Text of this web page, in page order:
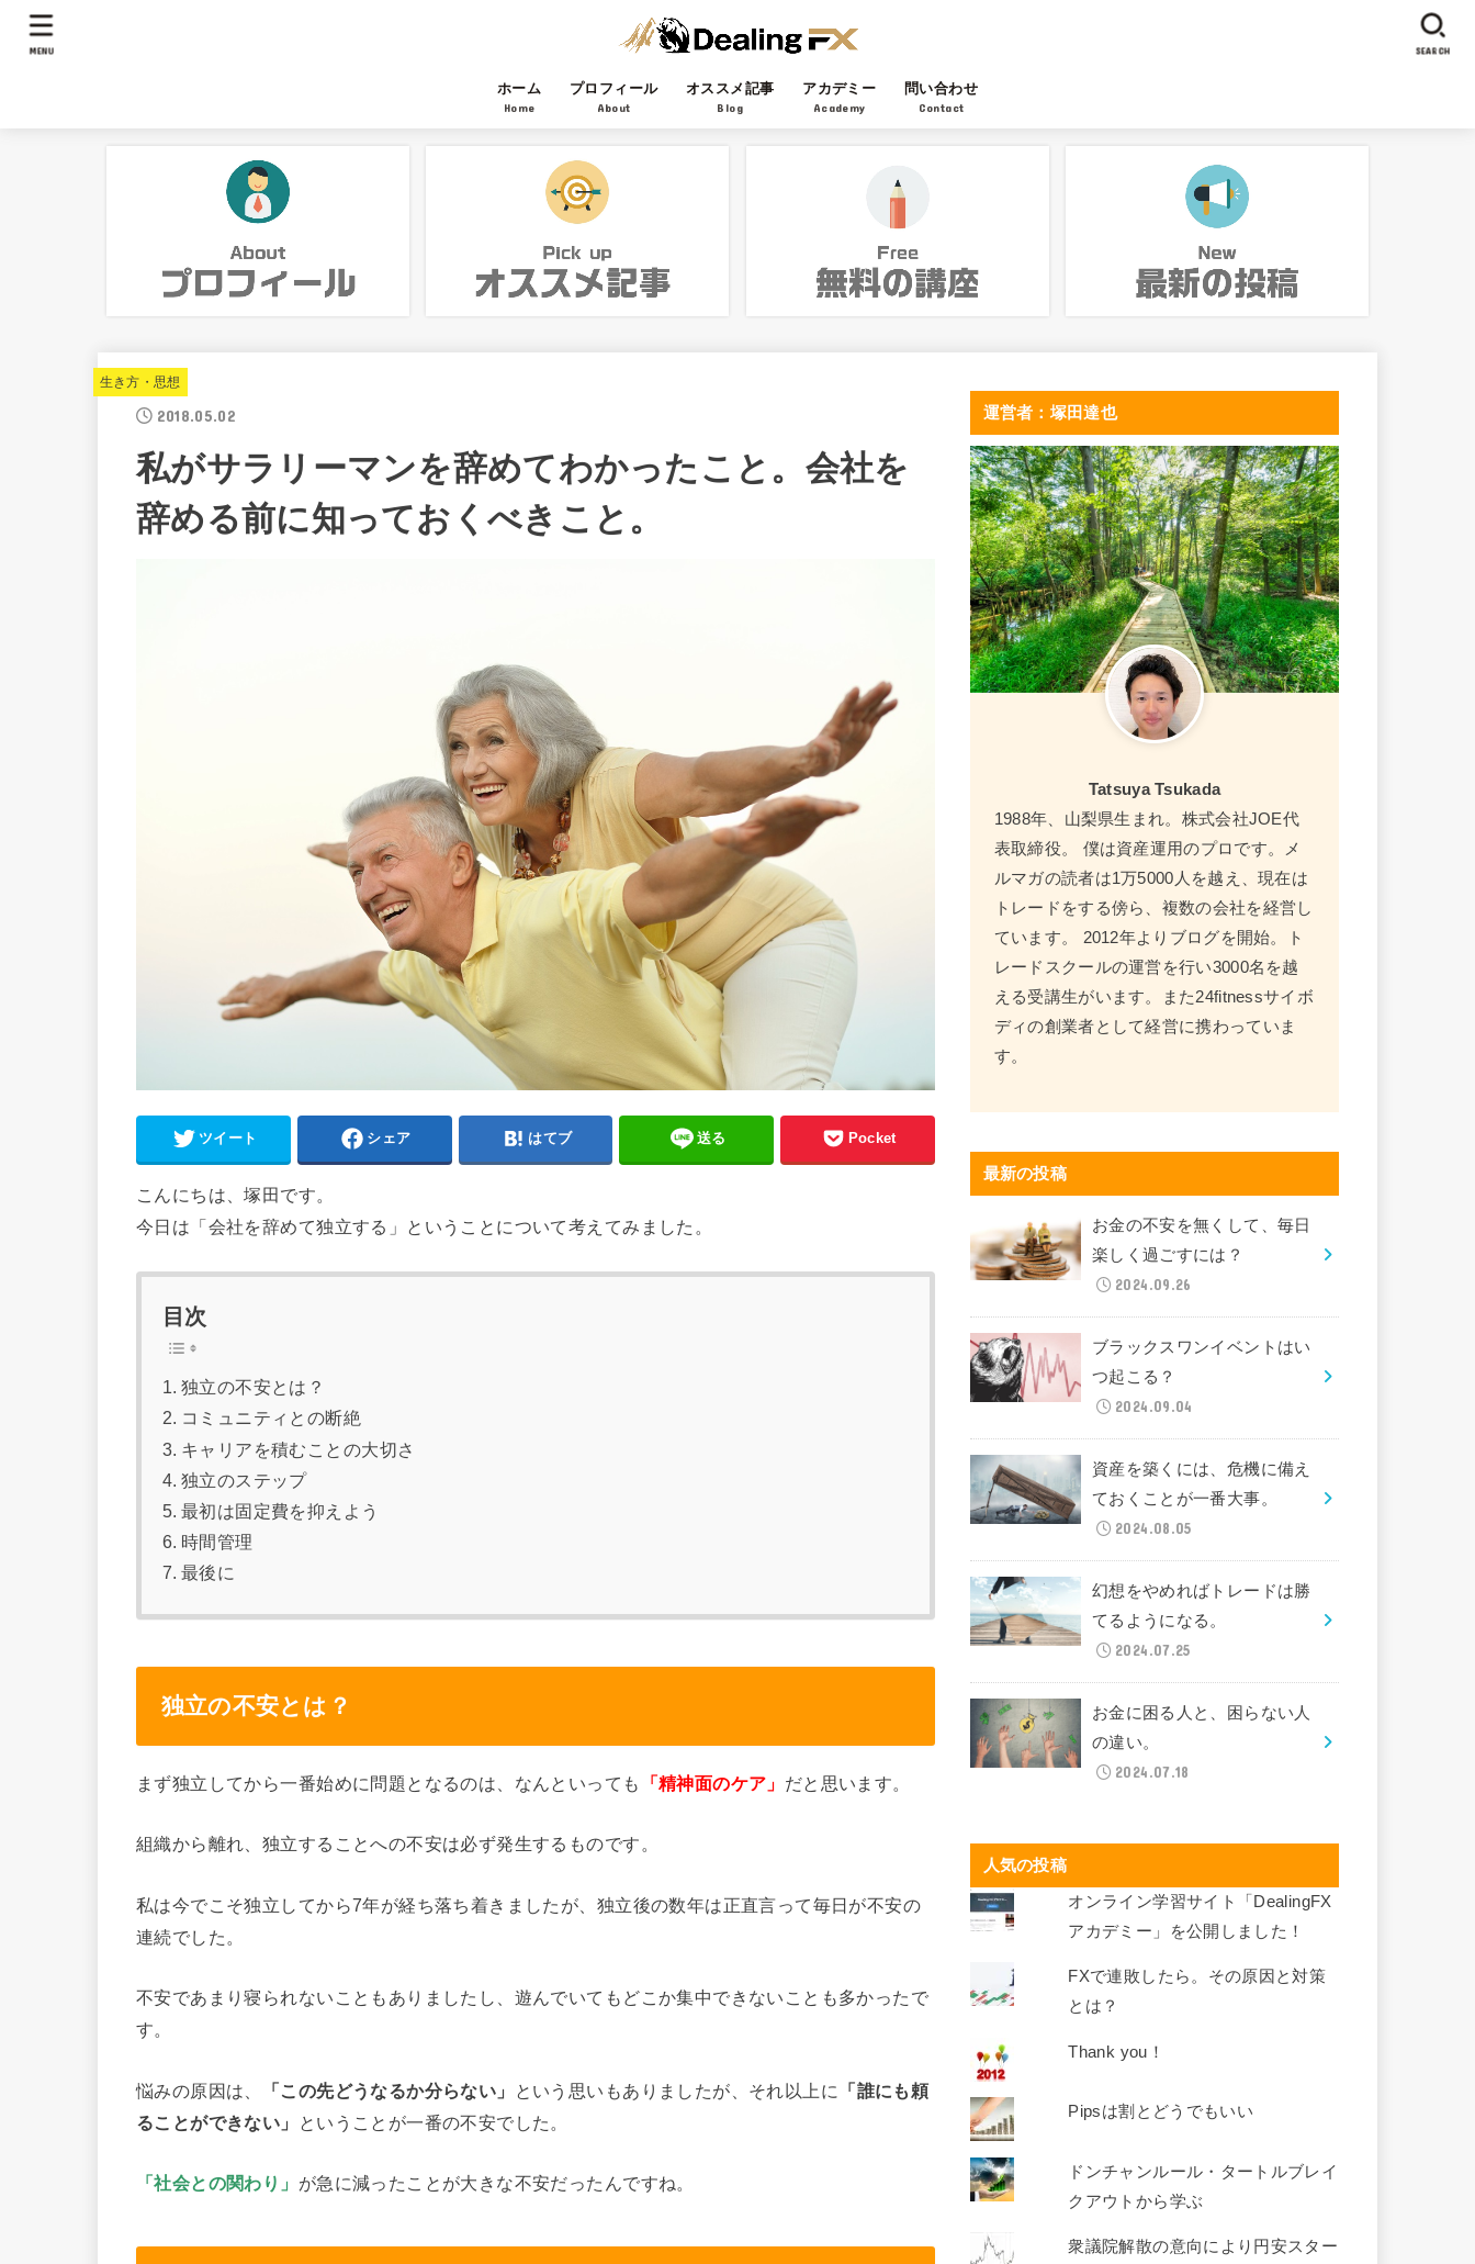
ホーム
Home
プロフィール
About
オススメ記事
Blog
アカデミー
Academy
問い合わせ
Contact
SEARCH
MENU
生き方・思想
2018.05.02
私がサラリーマンを辞めてわかったこと。会社を
辞める前に知っておくべきこと。
ツイート シェア はてブ 送る Pocket
こんにちは、塚田です。
今日は「会社を辞めて独立する」ということについて考えてみました。
目次
独立の不安とは？
コミュニティとの断絶
キャリアを積むことの大切さ
独立のステップ
最初は固定費を抑えよう
時間管理
最後に
独立の不安とは？
まず独立してから一番始めに問題となるのは、なんといっても 「精神面のケア」 だと思います。
組織から離れ、独立することへの不安は必ず発生するものです。
私は今でこそ独立してから7年が経ち落ち着きましたが、独立後の数年は正直言って毎日が不安の
連続でした。
不安であまり寝られないこともありましたし、遊んでいてもどこか集中できないことも多かったで
す。
悩みの原因は、 「この先どうなるか分らない」 という思いもありましたが、それ以上に
「誰にも頼
ることができない」
ということが一番の不安でした。
「社会との関わり」 が急に減ったことが大きな不安だったんですね。
運営者：塚田達也
Tatsuya Tsukada
1988年、山梨県生まれ。株式会社JOE代
表取締役。 僕は資産運用のプロです。メ
ルマガの読者は1万5000人を越え、現在は
トレードをする傍ら、複数の会社を経営し
ています。 2012年よりブログを開始。ト
レードスクールの運営を行い3000名を越
える受講生がいます。また24fitnessサイボ
ディの創業者として経営に携わっていま
す。
最新の投稿
お金の不安を無くして、毎日
楽しく過ごすには？
2024.09.26
ブラックスワンイベントはい
つ起こる？
2024.09.04
資産を築くには、危機に備え
ておくことが一番大事。
2024.08.05
幻想をやめればトレードは勝
てるようになる。
2024.07.25
お金に困る人と、困らない人
の違い。
2024.07.18
人気の投稿
オンライン学習サイト「DealingFX
アカデミー」を公開しました！
FXで連敗したら。その原因と対策
とは？
Thank you！
Pipsは割とどうでもいい
ドンチャンルール・タートルブレイ
クアウトから学ぶ
衆議院解散の意向により円安スター